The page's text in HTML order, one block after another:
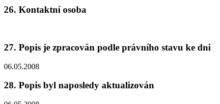
26. Kontaktní osoba
27. Popis je zpracován podle právního stavu ke dni
06.05.2008
28. Popis byl naposledy aktualizován